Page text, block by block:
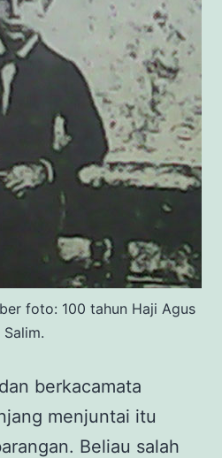
foto: 100 tahun Haji Agus
Salim.
berkacamata
menjuntai itu
Beliau salah